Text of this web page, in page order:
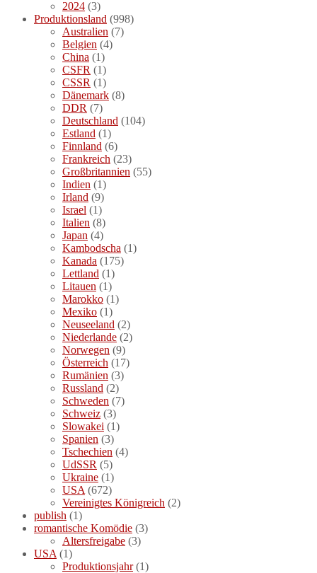
2024 (3)
Produktionsland (998)
Australien (7)
Belgien (4)
China (1)
CSFR (1)
CSSR (1)
Dänemark (8)
DDR (7)
Deutschland (104)
Estland (1)
Finnland (6)
Frankreich (23)
Großbritannien (55)
Indien (1)
Irland (9)
Israel (1)
Italien (8)
Japan (4)
Kambodscha (1)
Kanada (175)
Lettland (1)
Litauen (1)
Marokko (1)
Mexiko (1)
Neuseeland (2)
Niederlande (2)
Norwegen (9)
Österreich (17)
Rumänien (3)
Russland (2)
Schweden (7)
Schweiz (3)
Slowakei (1)
Spanien (3)
Tschechien (4)
UdSSR (5)
Ukraine (1)
USA (672)
Vereinigtes Königreich (2)
publish (1)
romantische Komödie (3)
Altersfreigabe (3)
USA (1)
Produktionsjahr(1)